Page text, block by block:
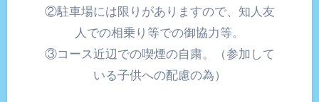
②駐車場には限りがありますので、知人友
人での相乗り等での御協力等。
③コース近辺での喫煙の自粛。（参加して
いる子供への配慮の為）